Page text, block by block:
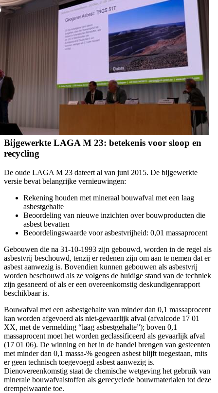
Bijgewerkte LAGA M 23: betekenis voor sloop en
recycling
De oude LAGA M 23 dateert al van juni 2015. De bijgewerkte
versie bevat belangrijke vernieuwingen:
Rekening houden met mineraal bouwafval met een laag
asbestgehalte
Beoordeling van nieuwe inzichten over bouwproducten die
asbest bevatten
Beoordelingswaarde voor asbestvrijheid: 0,01 massaprocent
Gebouwen die na 31-10-1993 zijn gebouwd, worden in de regel als
asbestvrij beschouwd, tenzij er redenen zijn om aan te nemen dat er
asbest aanwezig is. Bovendien kunnen gebouwen als asbestvrij
worden beschouwd als ze volgens de huidige stand van de techniek
zijn gesaneerd of als er een overeenkomstig deskundigenrapport
beschikbaar is.
Bouwafval met een asbestgehalte van minder dan 0,1 massaprocent
kan worden afgevoerd als niet-gevaarlijk afval (afvalcode 17 01
XX, met de vermelding “laag asbestgehalte”); boven 0,1
massaprocent moet het worden geclassificeerd als gevaarlijk afval
(17 01 06). De winning en het in de handel brengen van gesteenten
met minder dan 0,1 massa-% geogeen asbest blijft toegestaan, mits
er geen technisch toegevoegd asbest aanwezig is.
Dienovereenkomstig staat de chemische wetgeving het gebruik van
minerale bouwafvalstoffen als gerecyclede bouwmaterialen tot deze
drempelwaarde toe.